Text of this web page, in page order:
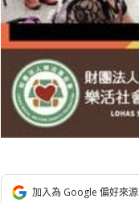
加入為 Google 偏好來源